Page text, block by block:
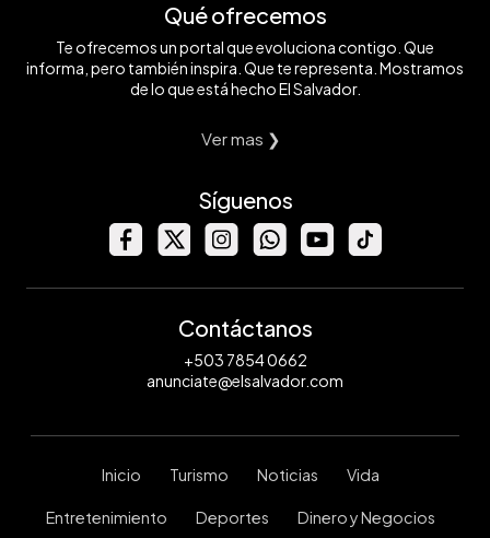
Qué ofrecemos
Te ofrecemos un portal que evoluciona contigo. Que
informa, pero también inspira. Que te representa. Mostramos
de lo que está hecho El Salvador.
Ver mas ❯
Síguenos
Contáctanos
+503 7854 0662
anunciate@elsalvador.com
Inicio Turismo Noticias Vida
Entretenimiento Deportes Dinero y Negocios